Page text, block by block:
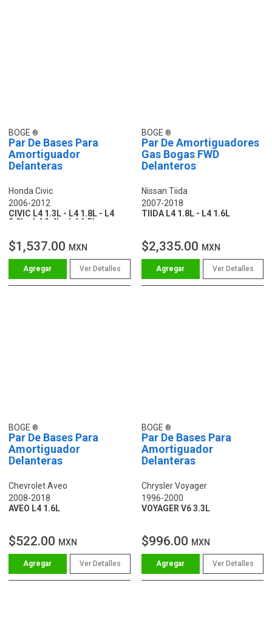
BOGE
Par De Bases Para
Amortiguador
Delanteras
Honda Civic
2006-2012
CIVIC L4 1.3L - L4 1.8L - L4
2.0L - L4 2.4L - L4 1.5L
$1,537.00 MXN
Ver Detalles
BOGE
Par De Amortiguadores
Gas Bogas FWD
Delanteros
Nissan Tiida
2007-2018
TIIDA L4 1.8L - L4 1.6L
$2,335.00 MXN
Ver Detalles
BOGE
Par De Bases Para
Amortiguador
Delanteras
Chevrolet Aveo
2008-2018
AVEO L4 1.6L
$522.00 MXN
Ver Detalles
BOGE
Par De Bases Para
Amortiguador
Delanteras
Chrysler Voyager
1996-2000
VOYAGER V6 3.3L
$996.00 MXN
Ver Detalles